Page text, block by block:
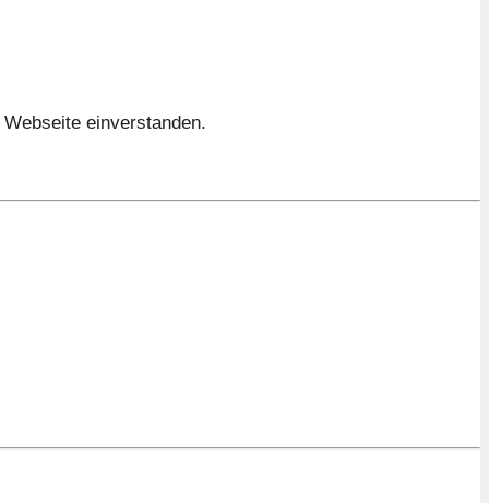
einverstanden.